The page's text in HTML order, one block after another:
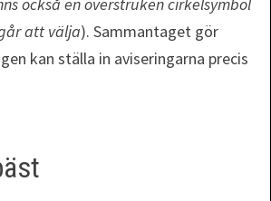
också en överstruken cirkelsymbol
att välja). Sammantaget gör
kan ställa in aviseringarna precis